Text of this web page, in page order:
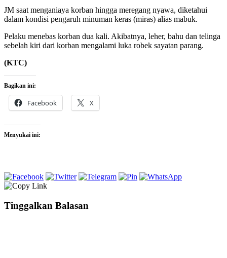
JM saat menganiaya korban hingga meregang nyawa, diketahui
dalam kondisi pengaruh minuman keras (miras) alias mabuk.
Pelaku menebas korban dua kali. Akibatnya, leher, bahu dan telinga
sebelah kiri dari korban mengalami luka robek sayatan parang.
(KTC)
Bagikan ini:
Facebook X
Menyukai ini:
Tinggalkan Balasan